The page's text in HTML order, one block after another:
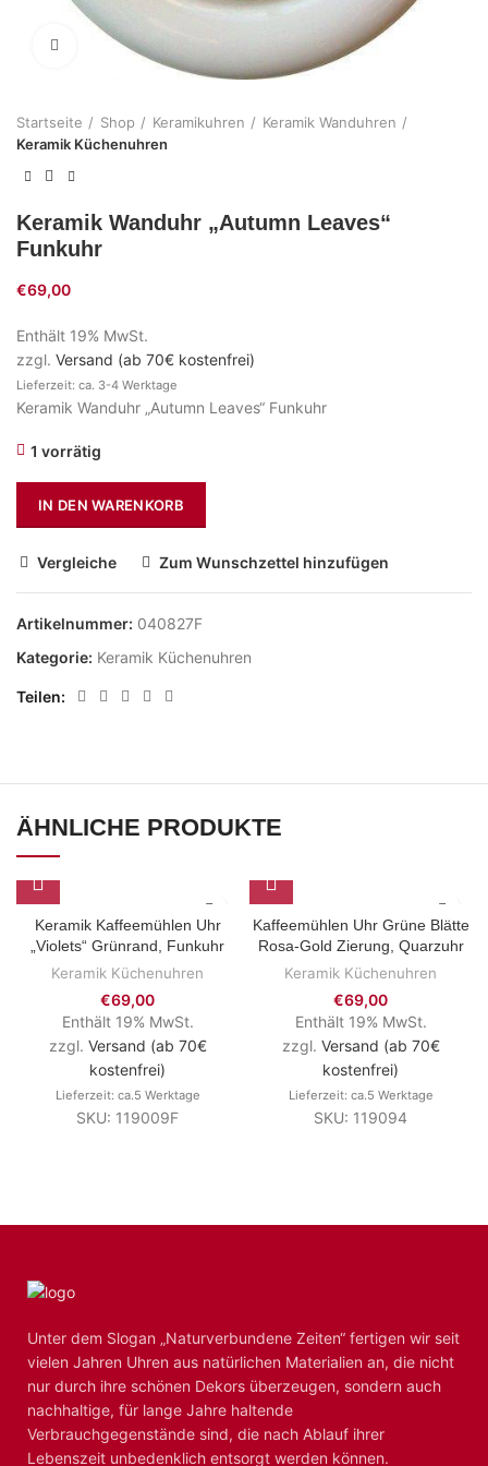
Zum Vergrößern klicken
Startseite Shop Keramikuhren
Keramik Wanduhren
Keramik Küchenuhren
Keramik Wanduhr „Autumn Leaves“
Funkuhr
€69,00
Enthält 19% MwSt.
zzgl. Versand (ab 70€ kostenfrei)
Lieferzeit: ca. 3-4 Werktage
Keramik Wanduhr „Autumn Leaves“ Funkuhr
1 vorrätig
IN DEN WARENKORB
Vergleiche Zum Wunschzettel hinzufügen
Artikelnummer: 040827F
Kategorie: Keramik Küchenuhren
Teilen
ÄHNLICHE PRODUKTE
Keramik Kaffeemühlen Uhr
„Violets“ Grünrand, Funkuhr
Keramik Küchenuhren
€69,00
Enthält 19% MwSt.
zzgl. Versand (ab 70€
kostenfrei)
Lieferzeit: ca.5 Werktage
SKU: 119009F
Kaffeemühlen Uhr Grüne Blätte
Rosa-Gold Zierung, Quarzuhr
Keramik Küchenuhren
€69,00
Enthält 19% MwSt.
zzgl. Versand (ab 70€
kostenfrei)
Lieferzeit: ca.5 Werktage
SKU: 119094
Unter dem Slogan „Naturverbundene Zeiten“ fertigen wir seit
vielen Jahren Uhren aus natürlichen Materialien an, die nicht
nur durch ihre schönen Dekors überzeugen, sondern auch
nachhaltige, für lange Jahre haltende
Verbrauchgegenstände sind, die nach Ablauf ihrer
Lebenszeit unbedenklich entsorgt werden können.